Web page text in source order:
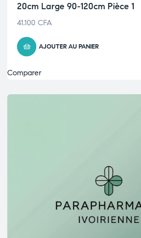
20cm Large 90-120cm Pièce 1
41.100 CFA
AJOUTER AU PANIER
Comparer